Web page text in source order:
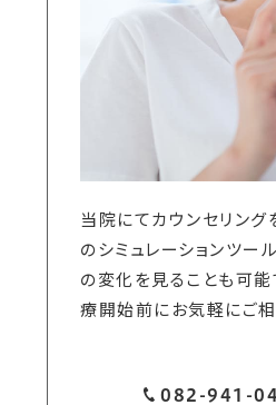
当院にてカウンセリング
のシミュレーションツ
の変化を見ることも可能
療開始前にお気軽にご相
082-941-